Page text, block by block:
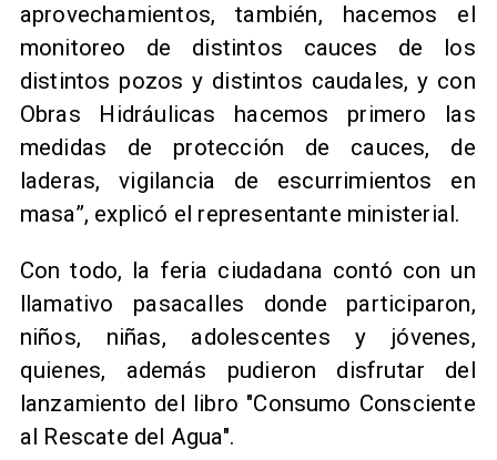
aprovechamientos, también, hacemos el
monitoreo de distintos cauces de los
distintos pozos y distintos caudales, y con
Obras Hidráulicas hacemos primero las
medidas de protección de cauces, de
laderas, vigilancia de escurrimientos en
masa”, explicó el representante ministerial.
Con todo, la feria ciudadana contó con un
llamativo pasacalles donde participaron,
niños, niñas, adolescentes y jóvenes,
quienes, además pudieron disfrutar del
lanzamiento del libro "Consumo Consciente
al Rescate del Agua".